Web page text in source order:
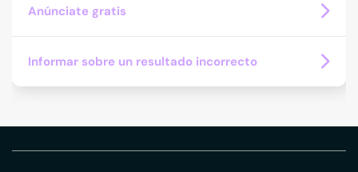
Anúnciate gratis
Informar sobre un resultado incorrecto